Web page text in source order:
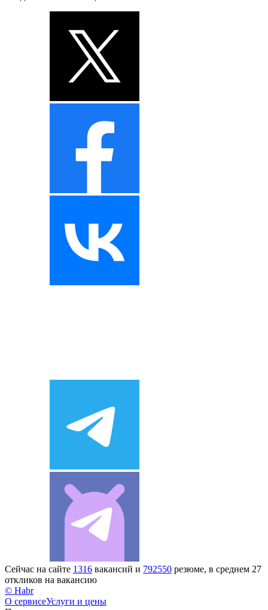
Сейчас на сайте 1316 вакансий и 792550 резюме, в среднем 27
откликов на вакансию
© Habr
О сервисеУслуги и цены